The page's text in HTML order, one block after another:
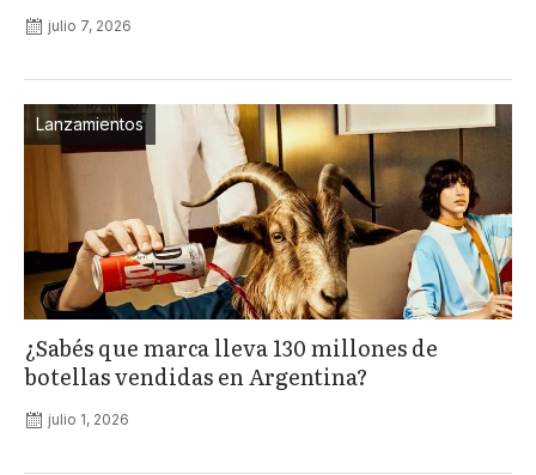
julio 7, 2026
Lanzamientos
¿Sabés que marca lleva 130 millones de
botellas vendidas en Argentina?
julio 1, 2026